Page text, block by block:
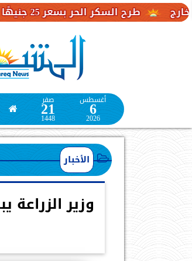
طرح السكر الحر بسعر 25 جنيهًا للكيلو اعتبارًا من غد
أغسطس
6
2026
صفر
21
1448
الأخبار
وزير